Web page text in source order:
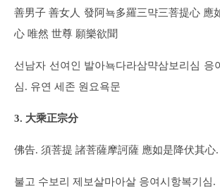
善男子 善女人 發阿뇩多羅三먁三菩提心 應
心 唯然 世尊 願樂欲聞
선남자 선여인 발아뇩다라삼먁삼보리심 응
심. 유연 세존 원요욕문
3. 大乘正宗分
佛告. 須菩提 諸菩薩摩訶薩 應如是降伏其心.
불고 수보리 제보살마아살 응여시항복기심.